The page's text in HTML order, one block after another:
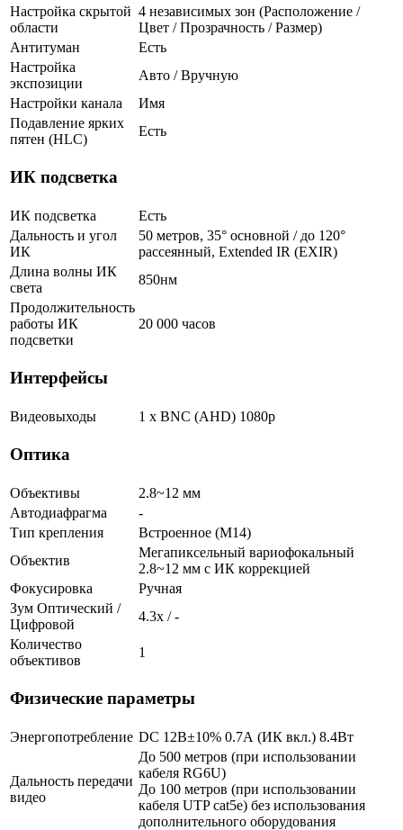
Настройка скрытой
области
4 независимых зон (Расположение /
Цвет / Прозрачность / Размер)
Антитуман
Есть
Настройка
экспозиции
Авто / Вручную
Настройки канала
Имя
Подавление ярких
пятен (HLC)
Есть
ИК подсветка
ИК подсветка
Есть
Дальность и угол
ИК
50 метров, 35° основной / до 120°
рассеянный, Extended IR (EXIR)
Длина волны ИК
света
850нм
Продолжительность
работы ИК
подсветки
20 000 часов
Интерфейсы
Видеовыходы 1 x BNC (AHD) 1080p
Оптика
Объективы
2.8~12 мм
Автодиафрагма
-
Тип крепления
Встроенное (М14)
Объектив
Мегапиксельный вариофокальный
2.8~12 мм c ИК коррекцией
Фокусировка
Ручная
Зум Оптический /
Цифровой
4.3х / -
Количество
объективов
1
Физические параметры
Энергопотребление DC 12В±10% 0.7А (ИК вкл.) 8.4Вт
Дальность передачи
видео
До 500 метров (при использовании
кабеля RG6U)
До 100 метров (при использовании
кабеля UTP cat5e) без использования
дополнительного оборудования